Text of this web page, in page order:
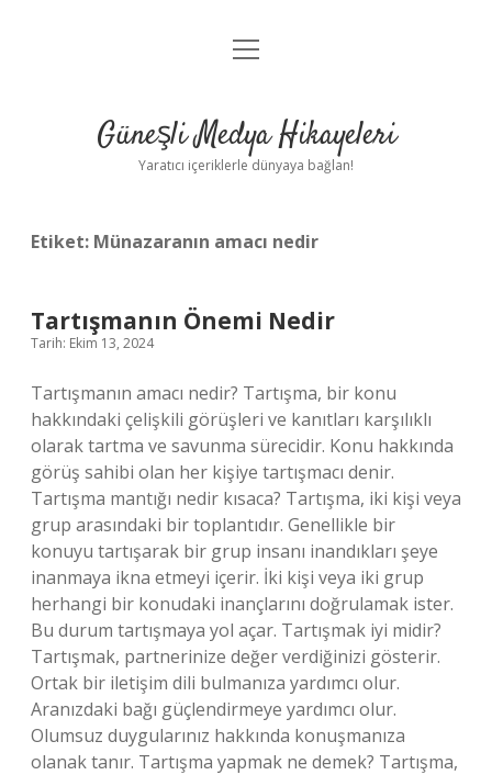
Anasayfa
Yasal Uyarı
menüyü
Güneşli Medya Hikayeleri
Yaratıcı içeriklerle dünyaya bağlan!
Etiket: Münazaranın amacı nedir
Tartışmanın Önemi Nedir
Tarih: Ekim 13, 2024
Tartışmanın amacı nedir? Tartışma, bir konu
hakkındaki çelişkili görüşleri ve kanıtları karşılıklı
olarak tartma ve savunma sürecidir. Konu hakkında
görüş sahibi olan her kişiye tartışmacı denir.
Tartışma mantığı nedir kısaca? Tartışma, iki kişi veya
grup arasındaki bir toplantıdır. Genellikle bir
konuyu tartışarak bir grup insanı inandıkları şeye
inanmaya ikna etmeyi içerir. İki kişi veya iki grup
herhangi bir konudaki inançlarını doğrulamak ister.
Bu durum tartışmaya yol açar. Tartışmak iyi midir?
Tartışmak, partnerinize değer verdiğinizi gösterir.
Ortak bir iletişim dili bulmanıza yardımcı olur.
Aranızdaki bağı güçlendirmeye yardımcı olur.
Olumsuz duygularınız hakkında konuşmanıza
olanak tanır. Tartışma yapmak ne demek? Tartışma,